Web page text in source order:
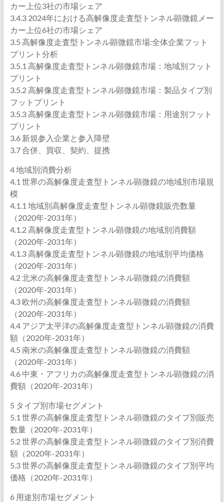
カー上位3社の市場シェア
3.4.3 2024年における高解像度走査型トンネル顕微鏡メー
カー上位6社の市場シェア
3.5 高解像度走査型トンネル顕微鏡市場:全体企業フット
プリント分析
3.5.1 高解像度走査型トンネル顕微鏡市場：地域別フット
プリント
3.5.2 高解像度走査型トンネル顕微鏡市場：製品タイプ別
フットプリント
3.5.3 高解像度走査型トンネル顕微鏡市場：用途別フット
プリント
3.6 新規参入企業と参入障壁
3.7 合併、買収、契約、提携
4 地域別消費分析
4.1 世界の高解像度走査型トンネル顕微鏡の地域別市場規
模
4.1.1 地域別高解像度走査型トンネル顕微鏡販売数量
（2020年-2031年）
4.1.2 高解像度走査型トンネル顕微鏡の地域別消費額
（2020年-2031年）
4.1.3 高解像度走査型トンネル顕微鏡の地域別平均価格
（2020年-2031年）
4.2 北米の高解像度走査型トンネル顕微鏡の消費額
（2020年-2031年）
4.3 欧州の高解像度走査型トンネル顕微鏡の消費額
（2020年-2031年）
4.4 アジア太平洋の高解像度走査型トンネル顕微鏡の消費
額（2020年-2031年）
4.5 南米の高解像度走査型トンネル顕微鏡の消費額
（2020年-2031年）
4.6 中東・アフリカの高解像度走査型トンネル顕微鏡の消
費額（2020年-2031年）
5 タイプ別市場セグメント
5.1 世界の高解像度走査型トンネル顕微鏡のタイプ別販売
数量（2020年-2031年）
5.2 世界の高解像度走査型トンネル顕微鏡のタイプ別消費
額（2020年-2031年）
5.3 世界の高解像度走査型トンネル顕微鏡のタイプ別平均
価格（2020年-2031年）
6 用途別市場セグメント